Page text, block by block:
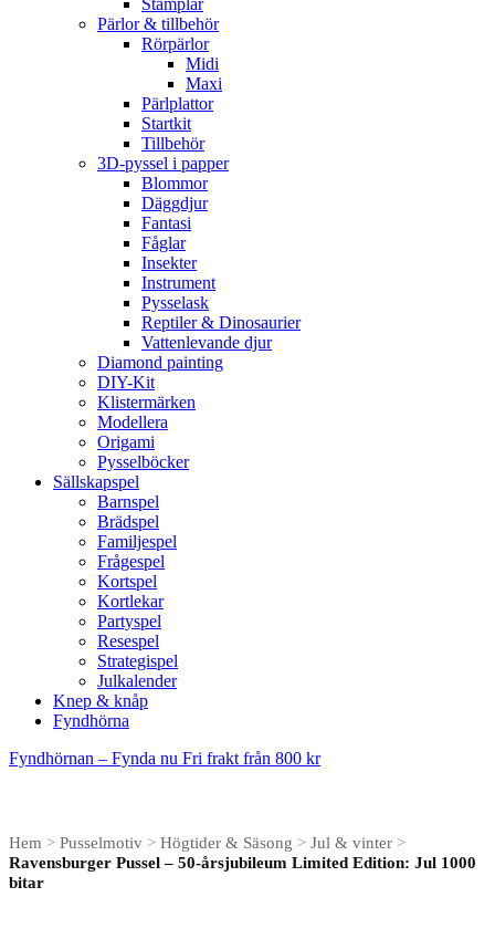
Stämplar
Pärlor & tillbehör
Rörpärlor
Midi
Maxi
Pärlplattor
Startkit
Tillbehör
3D-pyssel i papper
Blommor
Däggdjur
Fantasi
Fåglar
Insekter
Instrument
Pysselask
Reptiler & Dinosaurier
Vattenlevande djur
Diamond painting
DIY-Kit
Klistermärken
Modellera
Origami
Pysselböcker
Sällskapspel
Barnspel
Brädspel
Familjespel
Frågespel
Kortspel
Kortlekar
Partyspel
Resespel
Strategispel
Julkalender
Knep & knåp
Fyndhörna
Fyndhörnan – Fynda nu Fri frakt från 800 kr
Hem > Pusselmotiv > Högtider & Säsong > Jul & vinter >
Ravensburger Pussel – 50-årsjubileum Limited Edition: Jul 1000
bitar